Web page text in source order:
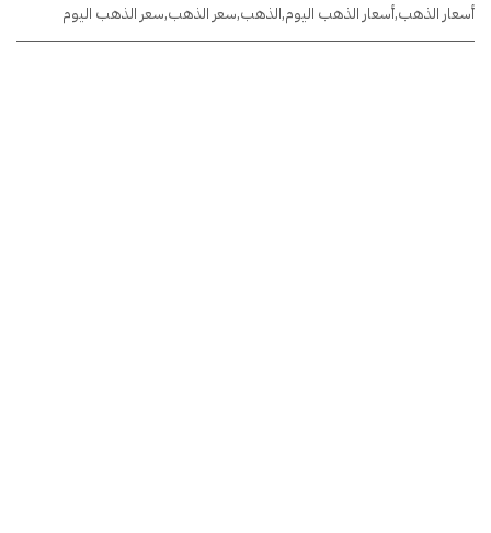
أسعار الذهب,أسعار الذهب اليوم,الذهب,سعر الذهب,سعر الذهب اليوم